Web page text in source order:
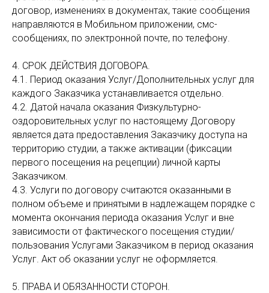
договор, изменениях в документах, такие сообщения
направляются в Мобильном приложении, смс-
сообщениях, по электронной почте, по телефону.
4. СРОК ДЕЙСТВИЯ ДОГОВОРА.
4.1. Период оказания Услуг/Дополнительных услуг для
каждого Заказчика устанавливается отдельно.
4.2. Датой начала оказания Физкультурно-
оздоровительных услуг по настоящему Договору
является дата предоставления Заказчику доступа на
территорию студии, а также активации (фиксации
первого посещения на рецепции) личной карты
Заказчиком.
4.3. Услуги по договору считаются оказанными в
полном объеме и принятыми в надлежащем порядке с
момента окончания периода оказания Услуг и вне
зависимости от фактического посещения студии/
пользования Услугами Заказчиком в период оказания
Услуг. Акт об оказании услуг не оформляется.
5. ПРАВА И ОБЯЗАННОСТИ СТОРОН.